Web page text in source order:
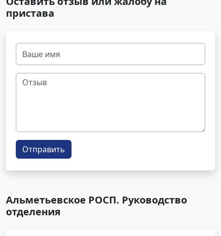
пристава
Отправить
Альметьевское РОСП. Руководство
отделения